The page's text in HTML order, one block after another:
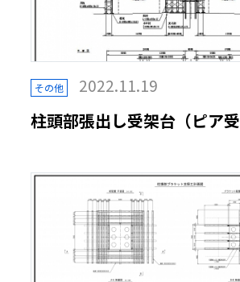
その他 2022.11.19
柱頭部張出し受架台（ピア受